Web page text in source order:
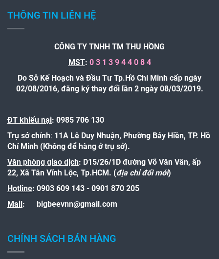
THÔNG TIN LIÊN HỆ
CÔNG TY TNHH TM THU HỒNG
MST: 0 3 1 3 9 4 4 0 8 4
Do Sở Kế Hoạch và Đầu Tư Tp.Hồ Chí Minh cấp ngày
02/08/2016, đăng ký thay đổi lần 2 ngày 08/03/2019.
ĐT khiếu nại: 0985 706 130
Trụ sở chính: 11A Lê Duy Nhuận, Phường Bảy Hiền, TP. Hồ
Chí Minh (Không để hàng ở trụ sở).
Văn phòng giao dịch: D15/26/1D đường Võ Văn Vân, ấp
22, Xã Tân Vĩnh Lộc, Tp.HCM. (địa chỉ đổi mới)
Hotline: 0903 609 143 - 0901 870 205
Mail: bigbeevnn@gmail.com
CHÍNH SÁCH BÁN HÀNG